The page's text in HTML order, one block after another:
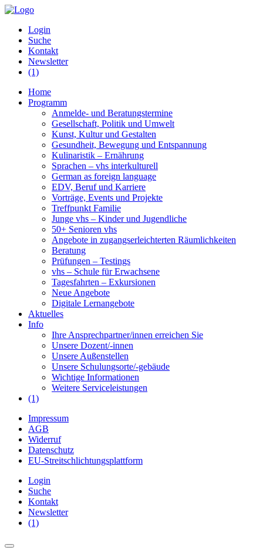
Login
Suche
Kontakt
Newsletter
(1)
Home
Programm
Anmelde- und Beratungstermine
Gesellschaft, Politik und Umwelt
Kunst, Kultur und Gestalten
Gesundheit, Bewegung und Entspannung
Kulinaristik – Ernährung
Sprachen – vhs interkulturell
German as foreign language
EDV, Beruf und Karriere
Vorträge, Events und Projekte
Treffpunkt Familie
Junge vhs – Kinder und Jugendliche
50+ Senioren vhs
Angebote in zugangserleichterten Räumlichkeiten
Beratung
Prüfungen – Testings
vhs – Schule für Erwachsene
Tagesfahrten – Exkursionen
Neue Angebote
Digitale Lernangebote
Aktuelles
Info
Ihre Ansprechpartner/innen erreichen Sie
Unsere Dozent/-innen
Unsere Außenstellen
Unsere Schulungsorte/-gebäude
Wichtige Informationen
Weitere Serviceleistungen
(1)
Impressum
AGB
Widerruf
Datenschutz
EU-Streitschlichtungsplattform
Login
Suche
Kontakt
Newsletter
(1)